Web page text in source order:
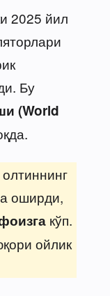
2025 йил
Бу
(World
оширди,
кўп.
ойлик